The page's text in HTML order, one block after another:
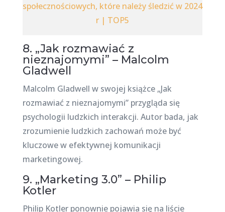
społecznościowych, które należy śledzić w 2024
r | TOP5
8. „Jak rozmawiać z
nieznajomymi” – Malcolm
Gladwell
Malcolm Gladwell w swojej książce „Jak
rozmawiać z nieznajomymi” przygląda się
psychologii ludzkich interakcji. Autor bada, jak
zrozumienie ludzkich zachowań może być
kluczowe w efektywnej komunikacji
marketingowej.
9. „Marketing 3.0” – Philip
Kotler
Philip Kotler ponownie pojawia się na liście